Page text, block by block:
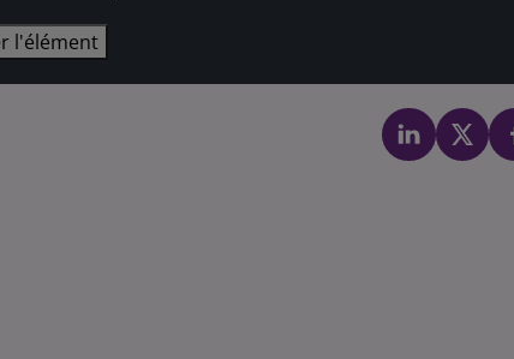
l'élément